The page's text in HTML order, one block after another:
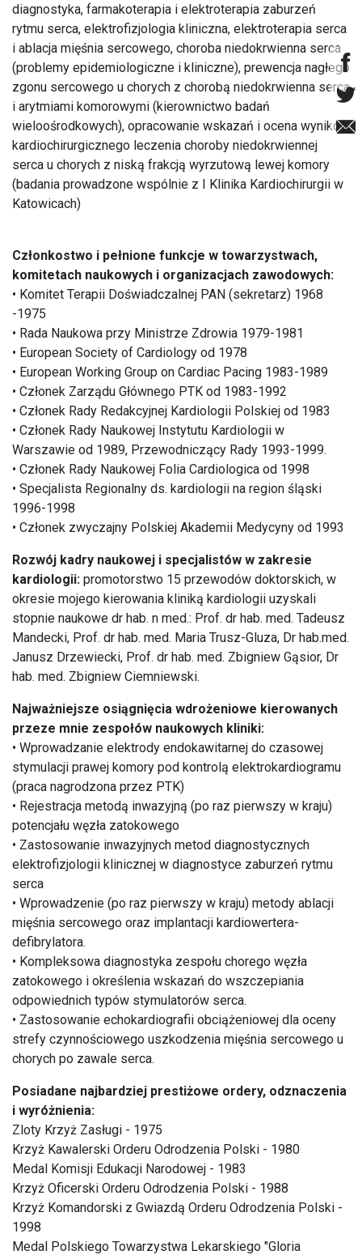
diagnostyka, farmakoterapia i elektroterapia zaburzeń
rytmu serca, elektrofizjologia kliniczna, elektroterapia serca
i ablacja mięśnia sercowego, choroba niedokrwienna serca
(problemy epidemiologiczne i kliniczne), prewencja nagłego
zgonu sercowego u chorych z chorobą niedokrwienna serca
i arytmiami komorowymi (kierownictwo badań
wieloośrodkowych), opracowanie wskazań i ocena wyników
kardiochirurgicznego leczenia choroby niedokrwiennej
serca u chorych z niską frakcją wyrzutową lewej komory
(badania prowadzone wspólnie z I Klinika Kardiochirurgii w
Katowicach)
Członkostwo i pełnione funkcje w towarzystwach,
komitetach naukowych i organizacjach zawodowych:
• Komitet Terapii Doświadczalnej PAN (sekretarz) 1968
-1975
• Rada Naukowa przy Ministrze Zdrowia 1979-1981
• European Society of Cardiology od 1978
• European Working Group on Cardiac Pacing 1983-1989
• Członek Zarządu Głównego PTK od 1983-1992
• Członek Rady Redakcyjnej Kardiologii Polskiej od 1983
• Członek Rady Naukowej Instytutu Kardiologii w
Warszawie od 1989, Przewodniczący Rady 1993-1999.
• Członek Rady Naukowej Folia Cardiologica od 1998
• Specjalista Regionalny ds. kardiologii na region śląski
1996-1998
• Członek zwyczajny Polskiej Akademii Medycyny od 1993
Rozwój kadry naukowej i specjalistów w zakresie
kardiologii: promotorstwo 15 przewodów doktorskich, w
okresie mojego kierowania kliniką kardiologii uzyskali
stopnie naukowe dr hab. n med.: Prof. dr hab. med. Tadeusz
Mandecki, Prof. dr hab. med. Maria Trusz-Gluza, Dr hab.med.
Janusz Drzewiecki, Prof. dr hab. med. Zbigniew Gąsior, Dr
hab. med. Zbigniew Ciemniewski.
Najważniejsze osiągnięcia wdrożeniowe kierowanych
przeze mnie zespołów naukowych kliniki:
• Wprowadzanie elektrody endokawitarnej do czasowej
stymulacji prawej komory pod kontrolą elektrokardiogramu
(praca nagrodzona przez PTK)
• Rejestracja metodą inwazyjną (po raz pierwszy w kraju)
potencjału węzła zatokowego
• Zastosowanie inwazyjnych metod diagnostycznych
elektrofizjologii klinicznej w diagnostyce zaburzeń rytmu
serca
• Wprowadzenie (po raz pierwszy w kraju) metody ablacji
mięśnia sercowego oraz implantacji kardiowertera-
defibrylatora.
• Kompleksowa diagnostyka zespołu chorego węzła
zatokowego i określenia wskazań do wszczepiania
odpowiednich typów stymulatorów serca.
• Zastosowanie echokardiografii obciążeniowej dla oceny
strefy czynnościowego uszkodzenia mięśnia sercowego u
chorych po zawale serca.
Posiadane najbardziej prestiżowe ordery, odznaczenia
i wyróżnienia:
Zloty Krzyż Zasługi - 1975
Krzyż Kawalerski Orderu Odrodzenia Polski - 1980
Medal Komisji Edukacji Narodowej - 1983
Krzyż Oficerski Orderu Odrodzenia Polski - 1988
Krzyż Komandorski z Gwiazdą Orderu Odrodzenia Polski -
1998
Medal Polskiego Towarzystwa Lekarskiego "Gloria